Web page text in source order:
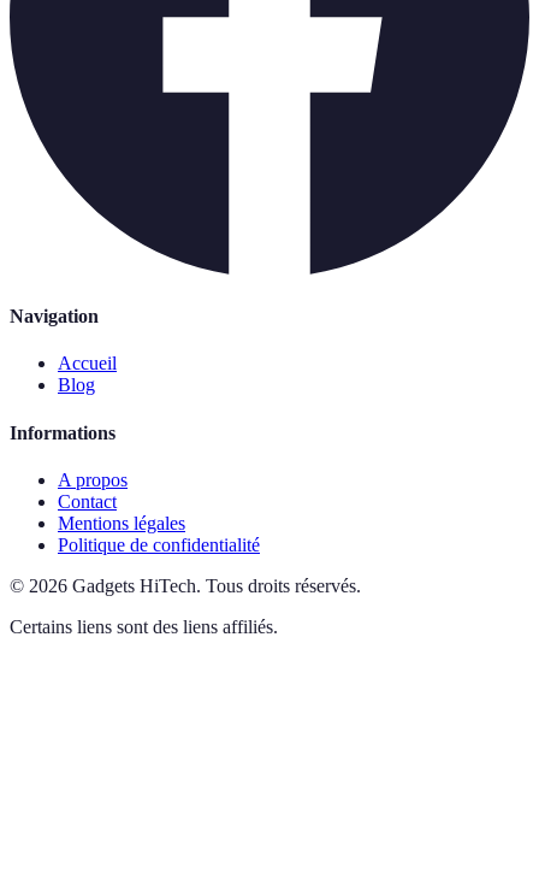
Navigation
Accueil
Blog
Informations
A propos
Contact
Mentions légales
Politique de confidentialité
© 2026 Gadgets HiTech. Tous droits réservés.
Certains liens sont des liens affiliés.